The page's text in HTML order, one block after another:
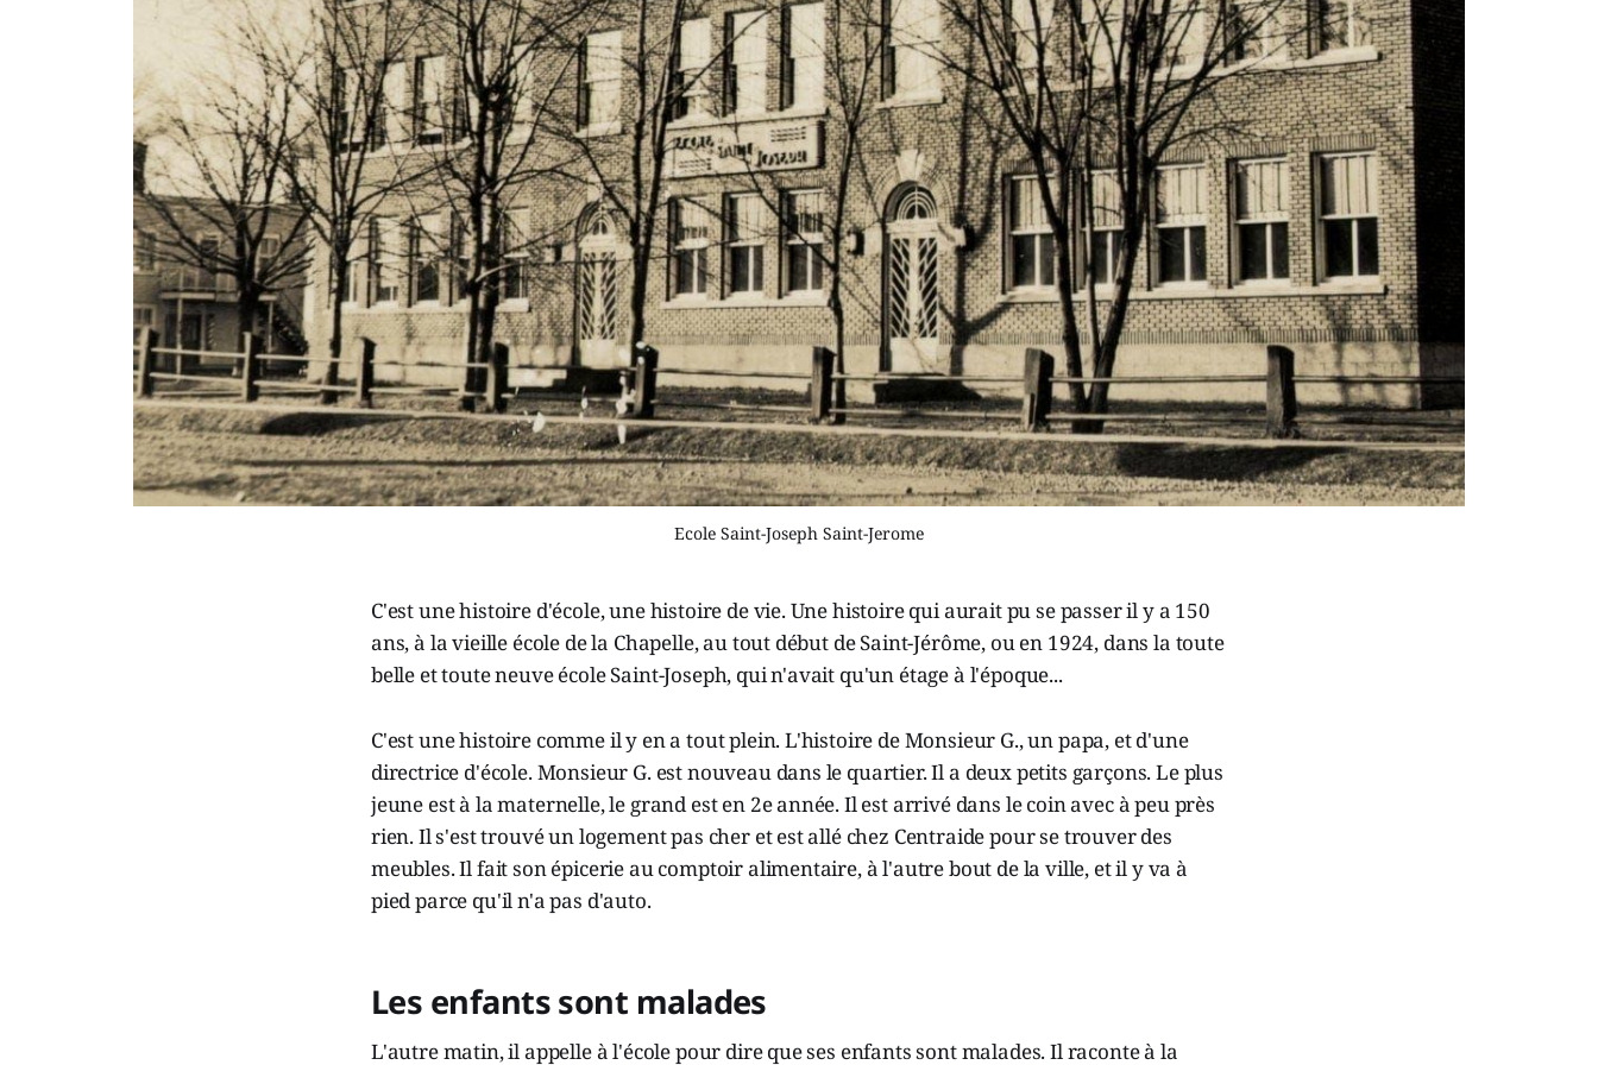
Ecole Saint-Joseph Saint-Jerome
C'est une histoire d'école, une histoire de vie. Une histoire qui aurait pu se passer il y a 150
ans, à la vieille école de la Chapelle, au tout début de Saint-Jérôme, ou en 1924, dans la toute
belle et toute neuve école Saint-Joseph, qui n'avait qu'un étage à l'époque...
C'est une histoire comme il y en a tout plein. L'histoire de Monsieur G., un papa, et d'une
directrice d'école. Monsieur G. est nouveau dans le quartier. Il a deux petits garçons. Le plus
jeune est à la maternelle, le grand est en 2e année. Il est arrivé dans le coin avec à peu près
rien. Il s'est trouvé un logement pas cher et est allé chez Centraide pour se trouver des
meubles. Il fait son épicerie au comptoir alimentaire, à l'autre bout de la ville, et il y va à
pied parce qu'il n'a pas d'auto.
Les enfants sont malades
L'autre matin, il appelle à l'école pour dire que ses enfants sont malades. Il raconte à la